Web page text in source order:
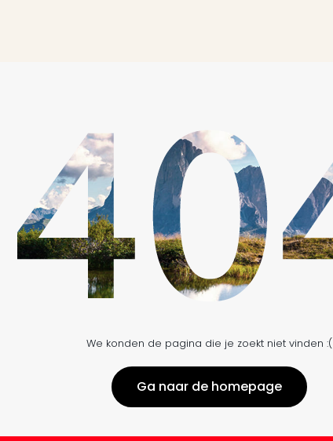
We konden de pagina die je zoekt niet vinden :(
Ga naar de homepage